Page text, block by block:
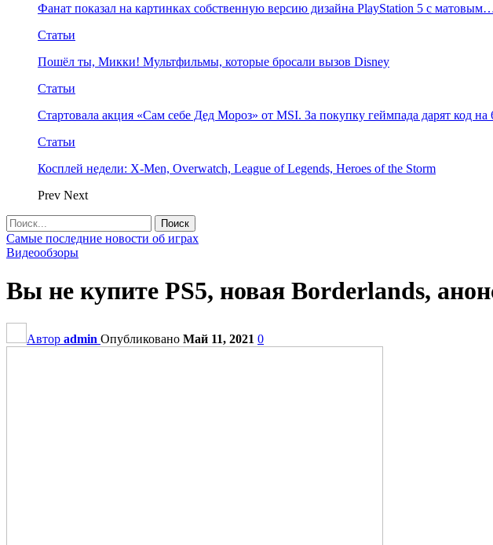
Фанат показал на картинках собственную версию дизайна PlayStation 5 с
Статьи
Пошёл ты, Микки! Мультфильмы, которые бросали вызов Disney
Статьи
Стартовала акция «Сам себе Дед Мороз» от MSI. За покупку геймпада дарят код
Статьи
Косплей недели: X-Men, Overwatch, League of Legends, Heroes of the Storm
Prev Next
Самые последние новости об играх
Видеообзоры
Вы не купите PS5, новая Borderlands,
Автор admin Опубликовано Май 11, 2021 0